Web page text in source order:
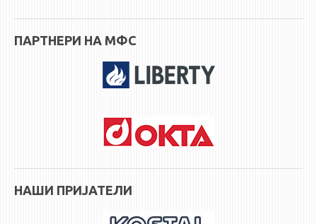
ПАРТНЕРИ НА МФС
НАШИ ПРИЈАТЕЛИ